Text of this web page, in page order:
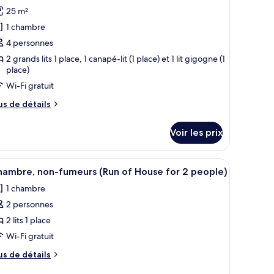
:
25 m²
1 chambre
4 personnes
2 grands lits 1 place, 1 canapé-lit (1 place) et 1 lit gigogne (1
place)
Wi-Fi gratuit
de détails
Voir les prix
un bureau avec une machine à café, un petit placard et une fenêtre avec
Une chambre d’hôtel avec deux lits
4 non-fumeurs (Run of House for 2 people)
1 chambre
2 personnes
2 lits 1 place
Wi-Fi gratuit
de détails